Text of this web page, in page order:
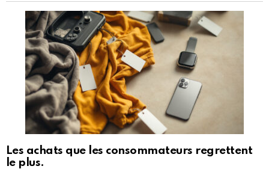
Les achats que les consommateurs regrettent
le plus.